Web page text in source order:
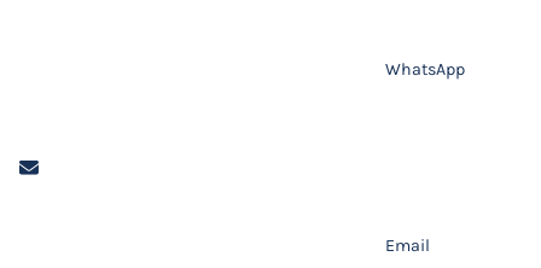
WhatsApp
Email